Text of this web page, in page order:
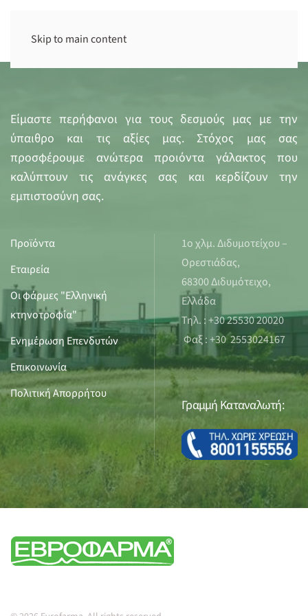
Skip to main content
Είμαστε περήφανοι για τους δεσμούς μας με την
ύπαιθρο και τις αξίες μας. Στόχος μας σας
προσφέρουμε ανώτερα προιόντα γάλακτος που
καλύπτουν τις ανάγκες σας και κερδίζουν την
εμπιστοσύνη σας.
Προϊόντα
Εταιρεία
Οι φάρμες "Ελληνική
κτηνοτροφία"
Ενημέρωση Επενδυτών
Επικοινωνία
Πολιτική Απορρήτου
1ο χλμ. Διδυμοτείχου –
Ορεστιάδας,
68300 Διδυμότειχο,
Ελλάδα
Τηλ. : +30 25530 20020
Φαξ : +30 2553024167
Γραμμή Καταναλωτή: